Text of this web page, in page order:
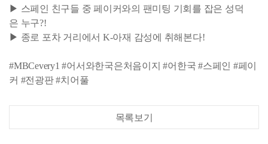
▶ 스페인 친구들 중 페이커와의 팬미팅 기회를 잡은 성덕
은 누구?!
▶ 종로 포차 거리에서 K-아재 감성에 취해본다!
#MBCevery1 #어서와한국은처음이지 #어한국 #스페인 #페이
커 #전광판 #치어풀
목록보기